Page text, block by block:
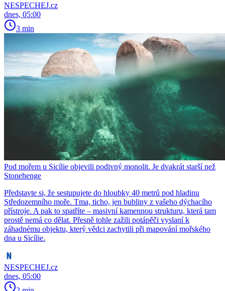
NESPECHEJ.cz
dnes, 05:00
3 min
Pod mořem u Sicílie objevili podivný monolit. Je dvakrát starší než
Stonehenge
Představte si, že sestupujete do hloubky 40 metrů pod hladinu
Středozemního moře. Tma, ticho, jen bubliny z vašeho dýchacího
přístroje. A pak to spatříte – masivní kamennou strukturu, která tam
prostě nemá co dělat. Přesně tohle zažili potápěči vyslaní k
záhadnému objektu, který vědci zachytili při mapování mořského
dna u Sicílie.
NESPECHEJ.cz
dnes, 05:00